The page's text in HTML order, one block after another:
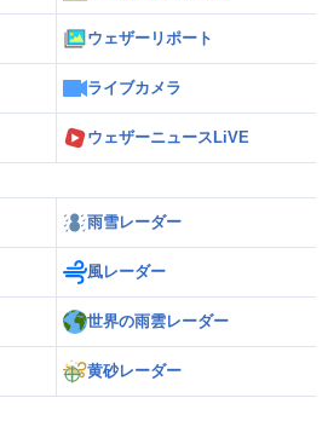
ウェザーリポート
ライブカメラ
ウェザーニュースLiVE
雨雪レーダー
風レーダー
世界の雨雲レーダー
黄砂レーダー